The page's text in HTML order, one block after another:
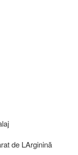
de LArginină